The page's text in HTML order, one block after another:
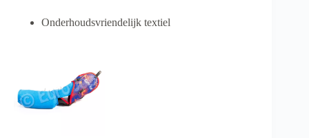
Onderhoudsvriendelijk textiel